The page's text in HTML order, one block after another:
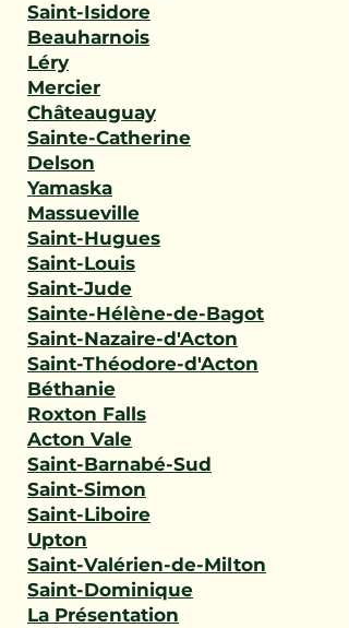
Saint-Isidore
Beauharnois
Léry
Mercier
Châteauguay
Sainte-Catherine
Delson
Yamaska
Massueville
Saint-Hugues
Saint-Louis
Saint-Jude
Sainte-Hélène-de-Bagot
Saint-Nazaire-d'Acton
Saint-Théodore-d'Acton
Béthanie
Roxton Falls
Acton Vale
Saint-Barnabé-Sud
Saint-Simon
Saint-Liboire
Upton
Saint-Valérien-de-Milton
Saint-Dominique
La Présentation